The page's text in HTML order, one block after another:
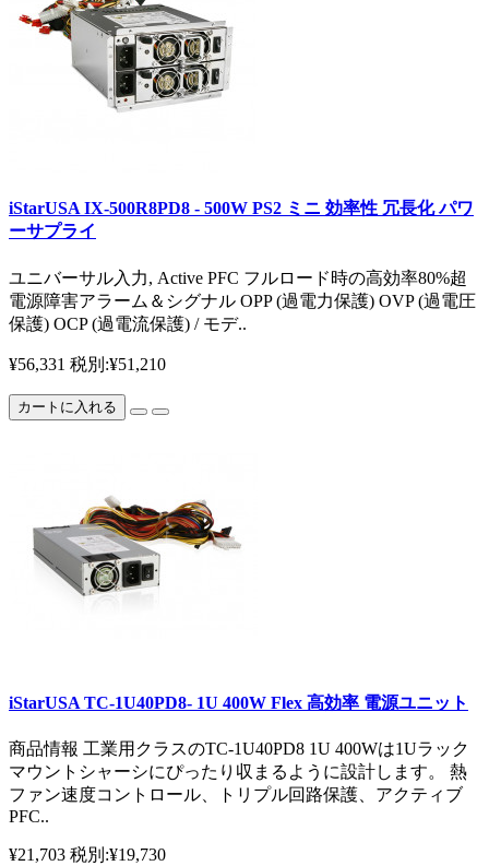
iStarUSA IX-500R8PD8 - 500W PS2 ミニ 効率性 冗長化 パワ
ーサプライ
ユニバーサル入力, Active PFC フルロード時の高効率80%超
電源障害アラーム＆シグナル OPP (過電力保護) OVP (過電圧
保護) OCP (過電流保護) / モデ..
¥56,331 税別:¥51,210
カートに入れる
iStarUSA TC-1U40PD8- 1U 400W Flex 高効率 電源ユニット
商品情報 工業用クラスのTC-1U40PD8 1U 400Wは1Uラック
マウントシャーシにぴったり収まるように設計します。 熱
ファン速度コントロール、トリプル回路保護、アクティブ
PFC..
¥21,703 税別:¥19,730